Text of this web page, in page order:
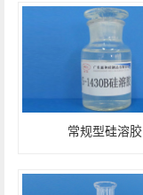
常规型硅溶胶